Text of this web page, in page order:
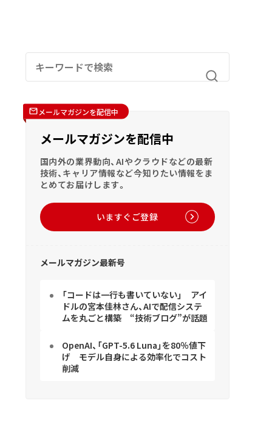
メールマガジンを配信中
メールマガジンを配信中
国内外の業界動向、AIやクラウドなどの最新
技術、キャリア情報など今知りたい情報をま
とめてお届けします。
いますぐご登録
メールマガジン最新号
「コードは一行も書いていない」 アイ
ドルの宮本佳林さん、AIで配信システ
ムを丸ごと構築 “技術ブログ”が話題
OpenAI、「GPT-5.6 Luna」を80％値下
げ モデル自身による効率化でコスト
削減